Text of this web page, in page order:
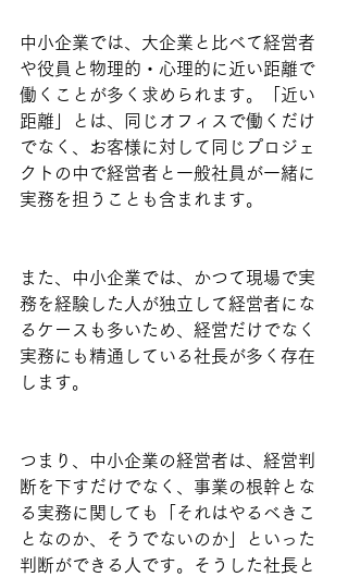
中小企業では、大企業と比べて経営者
や役員と物理的・心理的に近い距離で
働くことが多く求められます。「近い
距離」とは、同じオフィスで働くだけ
でなく、お客様に対して同じプロジェ
クトの中で経営者と一般社員が一緒に
実務を担うことも含まれます。
また、中小企業では、かつて現場で実
務を経験した人が独立して経営者にな
るケースも多いため、経営だけでなく
実務にも精通している社長が多く存在
します。
つまり、中小企業の経営者は、経営判
断を下すだけでなく、事業の根幹とな
る実務に関しても「それはやるべきこ
となのか、そうでないのか」といった
判断ができる人です。そうした社長と